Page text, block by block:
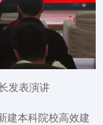
发表演讲
建本科院校高效建